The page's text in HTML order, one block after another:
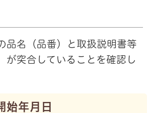
品名（品番）と取扱説明書等
が突合していることを確認し
始年月日